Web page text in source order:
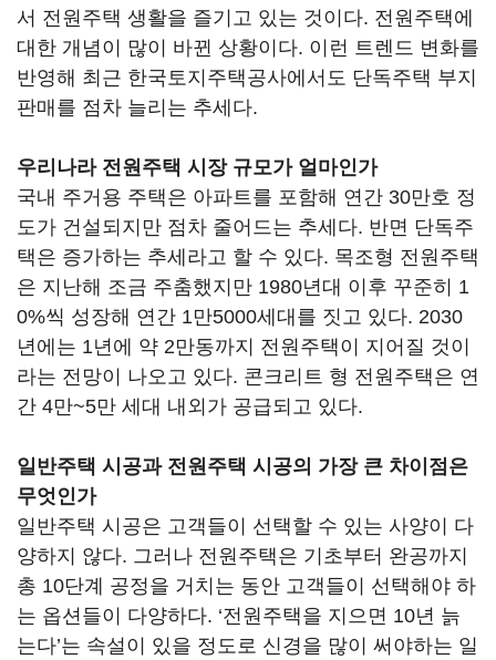
서 전원주택 생활을 즐기고 있는 것이다. 전원주택에
대한 개념이 많이 바뀐 상황이다. 이런 트렌드 변화를
반영해 최근 한국토지주택공사에서도 단독주택 부지
판매를 점차 늘리는 추세다.
우리나라 전원주택 시장 규모가 얼마인가
국내 주거용 주택은 아파트를 포함해 연간 30만호 정
도가 건설되지만 점차 줄어드는 추세다. 반면 단독주
택은 증가하는 추세라고 할 수 있다. 목조형 전원주택
은 지난해 조금 주춤했지만 1980년대 이후 꾸준히 1
0%씩 성장해 연간 1만5000세대를 짓고 있다. 2030
년에는 1년에 약 2만동까지 전원주택이 지어질 것이
라는 전망이 나오고 있다. 콘크리트 형 전원주택은 연
간 4만~5만 세대 내외가 공급되고 있다.
일반주택 시공과 전원주택 시공의 가장 큰 차이점은
무엇인가
일반주택 시공은 고객들이 선택할 수 있는 사양이 다
양하지 않다. 그러나 전원주택은 기초부터 완공까지
총 10단계 공정을 거치는 동안 고객들이 선택해야 하
는 옵션들이 다양하다. ‘전원주택을 지으면 10년 늙
는다’는 속설이 있을 정도로 신경을 많이 써야하는 일